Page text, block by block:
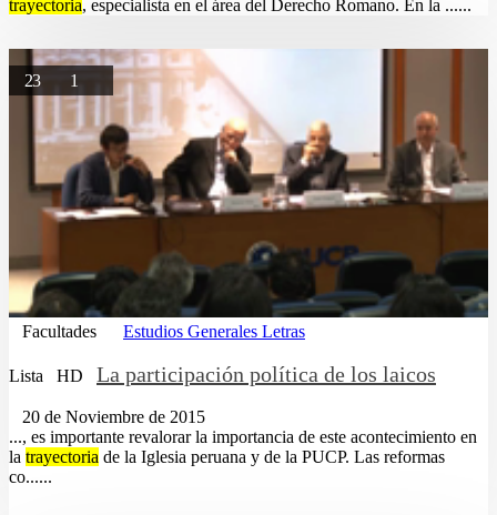
trayectoria, especialista en el área del Derecho Romano. En la ......
23 1
Facultades Estudios Generales Letras
Lista HD La participación política de los laicos
20 de Noviembre de 2015
..., es importante revalorar la importancia de este acontecimiento en
la trayectoria de la Iglesia peruana y de la PUCP. Las reformas
co......